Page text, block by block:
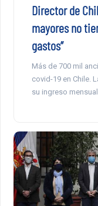
Director de
mayores no
gastos”
Más de 700 mil
covid-19 en Chile.
su ingreso mensual.